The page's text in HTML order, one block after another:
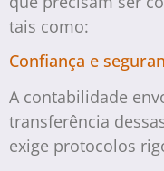
tais como:
Confiança e
A contabilidade
transferência
exige protocolos